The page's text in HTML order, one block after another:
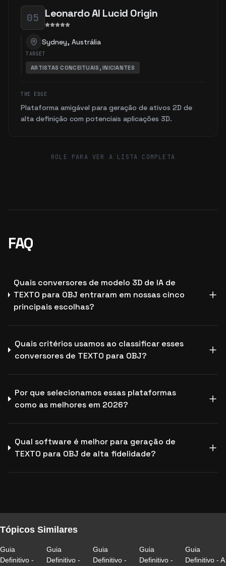
05 Leonardo AI Lucid Origin
Sydney, Austrália
TARGET
ARTISTAS CONCEITUAIS, INICIANTES
THE EDGE
Plataforma amigável para geração de ativos 2D de
alta definição com potenciais aplicações 3D.
ROLE PARA VER A LISTA COMPLETA
FAQ
Quais conversores de modelo 3D de IA de
TEXTO para OBJ entraram em nossas cinco
principais escolhas?
Quais critérios usamos ao classificar esses
conversores de TEXTO para OBJ?
Por que selecionamos essas plataformas
como as melhores em 2026?
Qual software é melhor para geração de
TEXTO para OBJ de alta fidelidade?
Tópicos Similares
Guia
Definitivo -
Guia
Definitivo -
Guia
Definitivo -
Guia
Definitivo -
Guia
Definitivo - A